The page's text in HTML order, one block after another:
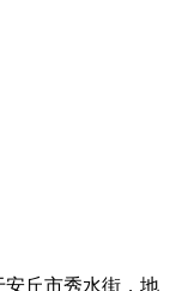
丘市秀水街，地